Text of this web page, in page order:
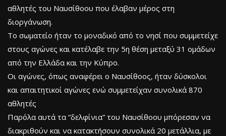
αθλητές του Ναυσίθοου που έλαβαν μέρος στη
διοργάνωση.
Το σωματείο ήταν το μοναδικό από το νησί που συμμετείχε
στους αγώνες και κατέλαβε την 5η θέση μεταξύ 31 ομάδων
από την Ελλάδα και την Κύπρο.
Οι αγώνες, όπως αναφέρει ο Ναυσίθοος, ήταν δύσκολοι
και απαιτητικοί αγώνες ενώ συμμετείχαν συνολικά 870
αθλητές
Παρόλα αυτά τα “δελφίνια” του Ναυσίθοου μπόρεσαν να
διακριθούν και να κατακτήσουν συνολικά 20 μετάλλια, με